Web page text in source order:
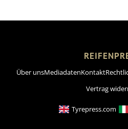
Über unsMediadatenKontakt
Vertrag
Tyrepress.com